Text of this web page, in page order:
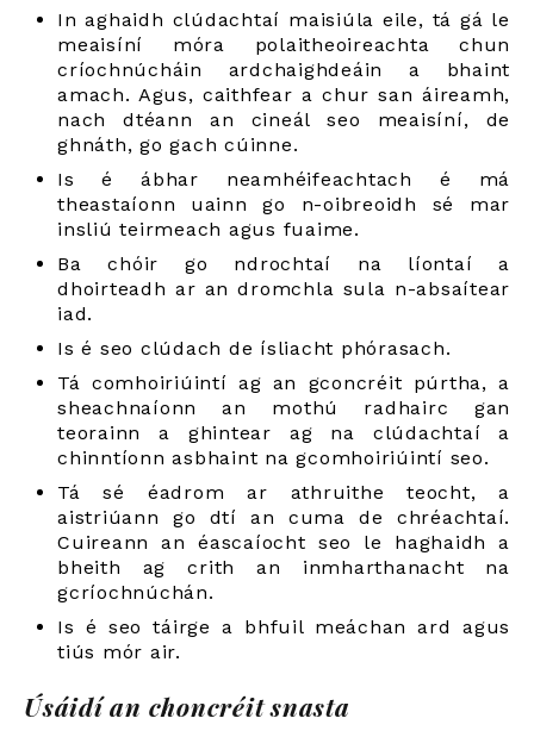
In aghaidh clúdachtaí maisiúla eile, tá gá le
meaisíní móra polaitheoireachta chun
críochnúcháin ardchaighdeáin a bhaint
amach. Agus, caithfear a chur san áireamh,
nach dtéann an cineál seo meaisíní, de
ghnáth, go gach cúinne.
Is é ábhar neamhéifeachtach é má
theastaíonn uainn go n-oibreoidh sé mar
insliú teirmeach agus fuaime.
Ba chóir go ndrochtaí na líontaí a
dhoirteadh ar an dromchla sula n-absaítear
iad.
Is é seo clúdach de ísliacht phórasach.
Tá comhoiriúintí ag an gconcréit púrtha, a
sheachnaíonn an mothú radhairc gan
teorainn a ghintear ag na clúdachtaí a
chinntíonn asbhaint na gcomhoiriúintí seo.
Tá sé éadrom ar athruithe teocht, a
aistriúann go dtí an cuma de chréachtaí.
Cuireann an éascaíocht seo le haghaidh a
bheith ag crith an inmharthanacht na
gcríochnúchán.
Is é seo táirge a bhfuil meáchan ard agus
tiús mór air.
Úsáidí an choncréit snasta